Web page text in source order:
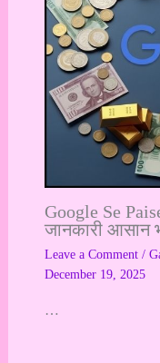
Google Se
जानकारी आसान
Leave a Comment /
December 19, 2025
…